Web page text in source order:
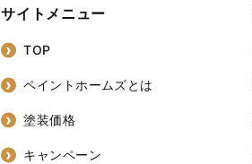
サイトメニュー
TOP
ペイントホームズとは
塗装価格
キャンペーン